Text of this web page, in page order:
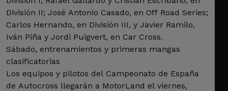
División II; José Antonio Casado, en Off Road Series;
Carlos Hernando, en División III, y Javier Ramilo,
Iván Piña y Jordi Puigvert, en Car Cross.
Sábado, entrenamientos y primeras mangas
clasificatorias
Los equipos y pilotos del Campeonato de España
de Autocross llegarán a MotorLand el viernes,